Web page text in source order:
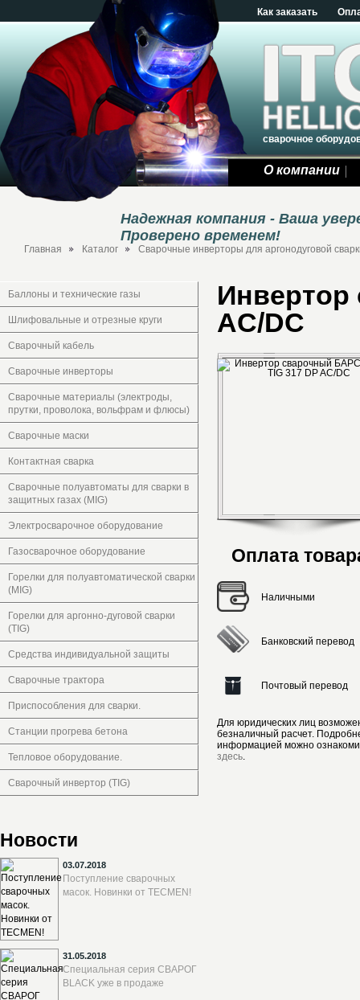
Как заказать
сварочное
О компании
Надежная компания - Ваша
Проверено временем!
Главная Каталог Сварочные инверторы для аргонодуговой
Баллоны и технические газы
Шлифовальные и отрезные круги
Сварочный кабель
Сварочные инверторы
Сварочные материалы (электроды,
прутки, проволока, вольфрам и флюсы)
Сварочные маски
Контактная сварка
Сварочные полуавтоматы для сварки в
защитных газах (MIG)
Электросварочное оборудование
Газосварочное оборудование
Горелки для полуавтоматической сварки
(MIG)
Горелки для аргонно-дуговой сварки
(TIG)
Средства индивидуальной защиты
Сварочные трактора
Приспособления для сварки.
Станции прогрева бетона
Тепловое оборудование.
Сварочный инвертор (TIG)
Новости
03.07.2018
Поступление сварочных
масок. Новинки от TECMEN!
31.05.2018
Специальная серия СВАРОГ
BLACK уже в продаже
Инвертор
AC/DC
Оплата
Наличными
Банковский перевод
Почтовый перевод
Для юридических лиц
безналичный расчет.
информацией можно
здесь.